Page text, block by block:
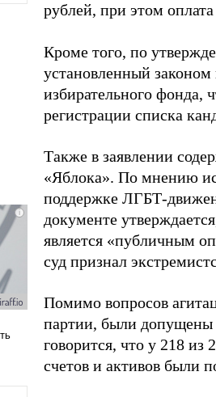
рублей, при этом
Кроме того, по
установленный
избирательного фонда,
регистрации списка
Также в заявлении
«Яблока». По мнению
поддержке ЛГБТ-
документе
является «публичным
суд признал
Помимо вопросов
партии, были допущены
говорится, что у 218 из
счетов и активов были